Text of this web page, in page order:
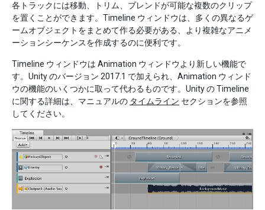
各トラックには移動、トリム、ブレンドが可能な複数のクリップ
を置くことができます。Timeline ウィンドウは、多くの異なるゲ
ームオブジェクトをまとめて作る必要がある、より複雑なアニメ
ーションシーケンスを作成するのに便利です。
Timeline ウィンドウは Animation ウィンドウより新しい機能で
す。Unity のバージョン 2017.1 で加えられ、Animation ウィンド
ウの機能のいくつかに取って代わるものです。Unity の Timeline
に関する詳細は、マニュアルの タイムライン セクションを参照
してください。